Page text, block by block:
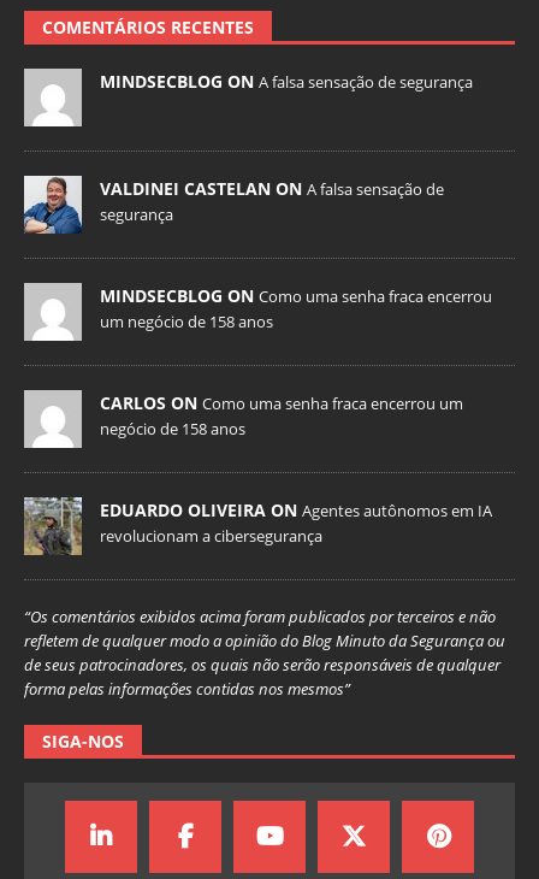
COMENTÁRIOS RECENTES
MINDSECBLOG ON A falsa sensação de segurança
VALDINEI CASTELAN ON A falsa sensação de
segurança
MINDSECBLOG ON Como uma senha fraca encerrou
um negócio de 158 anos
CARLOS ON Como uma senha fraca encerrou um
negócio de 158 anos
EDUARDO OLIVEIRA ON Agentes autônomos em IA
revolucionam a cibersegurança
“Os comentários exibidos acima foram publicados por terceiros e não
refletem de qualquer modo a opinião do Blog Minuto da Segurança ou
de seus patrocinadores, os quais não serão responsáveis de qualquer
forma pelas informações contidas nos mesmos”
SIGA-NOS